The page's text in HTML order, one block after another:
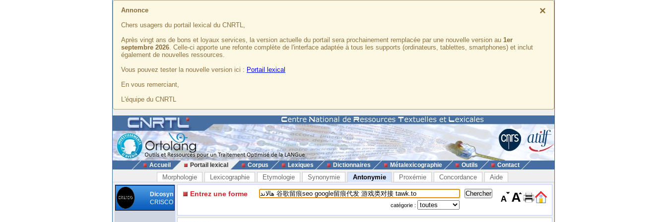
×
Annonce
Chers usagers du portail lexical du CNRTL,
Après vingt ans de bons et loyaux services, la version actuelle du portail sera prochainement remplacée par une nouvelle version au 1er
septembre 2026. Celle-ci apporte une refonte complète de l'interface adaptée à tous les supports (ordinateurs, tablettes, smartphones) et inclut
également de nouvelles ressources.
Vous pouvez tester la nouvelle version ici : Portail lexical
En vous remerciant,
L'équipe du CNRTL
Accueil Portail lexical Corpus Lexiques Dictionnaires Métalexicographie Outils Contact
Morphologie Lexicographie Etymologie Synonymie Antonymie Proxémie Concordance Aide
Dicosyn
CRISCO
Entrez une forme
catégorie :